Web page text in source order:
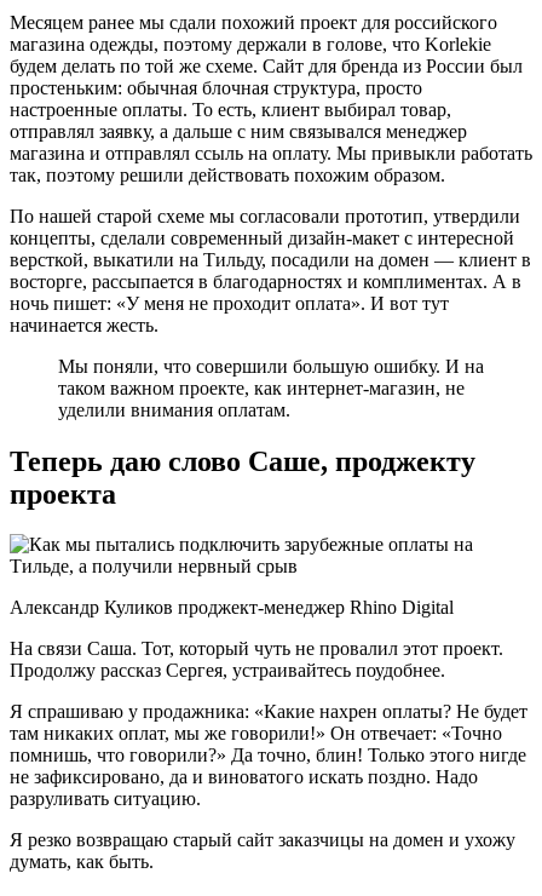
Месяцем ранее мы сдали похожий проект для российского
магазина одежды, поэтому держали в голове, что Korlekie
будем делать по той же схеме. Сайт для бренда из России был
простеньким: обычная блочная структура, просто
настроенные оплаты. То есть, клиент выбирал товар,
отправлял заявку, а дальше с ним связывался менеджер
магазина и отправлял ссыль на оплату. Мы привыкли работать
так, поэтому решили действовать похожим образом.
По нашей старой схеме мы согласовали прототип, утвердили
концепты, сделали современный дизайн-макет с интересной
версткой, выкатили на Тильду, посадили на домен — клиент в
восторге, рассыпается в благодарностях и комплиментах. А в
ночь пишет: «У меня не проходит оплата». И вот тут
начинается жесть.
Мы поняли, что совершили большую ошибку. И на
таком важном проекте, как интернет-магазин, не
уделили внимания оплатам.
Теперь даю слово Саше, проджекту
проекта
Александр Куликов проджект-менеджер Rhino Digital
На связи Саша. Тот, который чуть не провалил этот проект.
Продолжу рассказ Сергея, устраивайтесь поудобнее.
Я спрашиваю у продажника: «Какие нахрен оплаты? Не будет
там никаких оплат, мы же говорили!» Он отвечает: «Точно
помнишь, что говорили?» Да точно, блин! Только этого нигде
не зафиксировано, да и виноватого искать поздно. Надо
разруливать ситуацию.
Я резко возвращаю старый сайт заказчицы на домен и ухожу
думать, как быть.